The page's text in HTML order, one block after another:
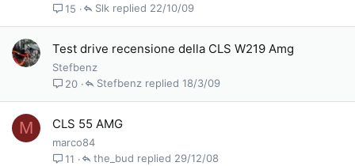
15
22/10/09
Slk
Test drive recensione della CLS W219 Amg
Stefbenz
20
18/3/09
Stefbenz
M CLS 55 AMG
marco84
11
29/12/08
the_bud